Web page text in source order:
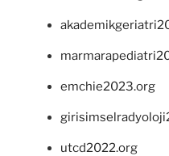
emchie2023.org
utcd2022.org